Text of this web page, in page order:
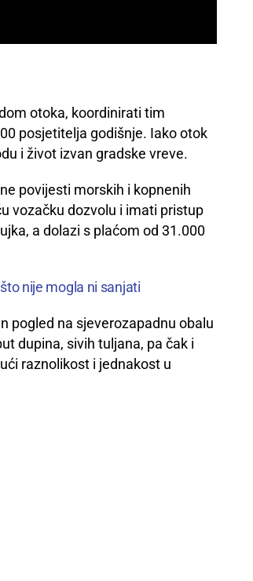
otoka, koordinirati tim
posjetitelja godišnje. Iako otok
i život izvan gradske vreve.
povijesti morskih i kopnenih
vozačku dozvolu i imati pristup
a dolazi s plaćom od 31.000
nije mogla ni sanjati
pogled na sjeverozapadnu obalu
dupina, sivih tuljana, pa čak i
raznolikost i jednakost u